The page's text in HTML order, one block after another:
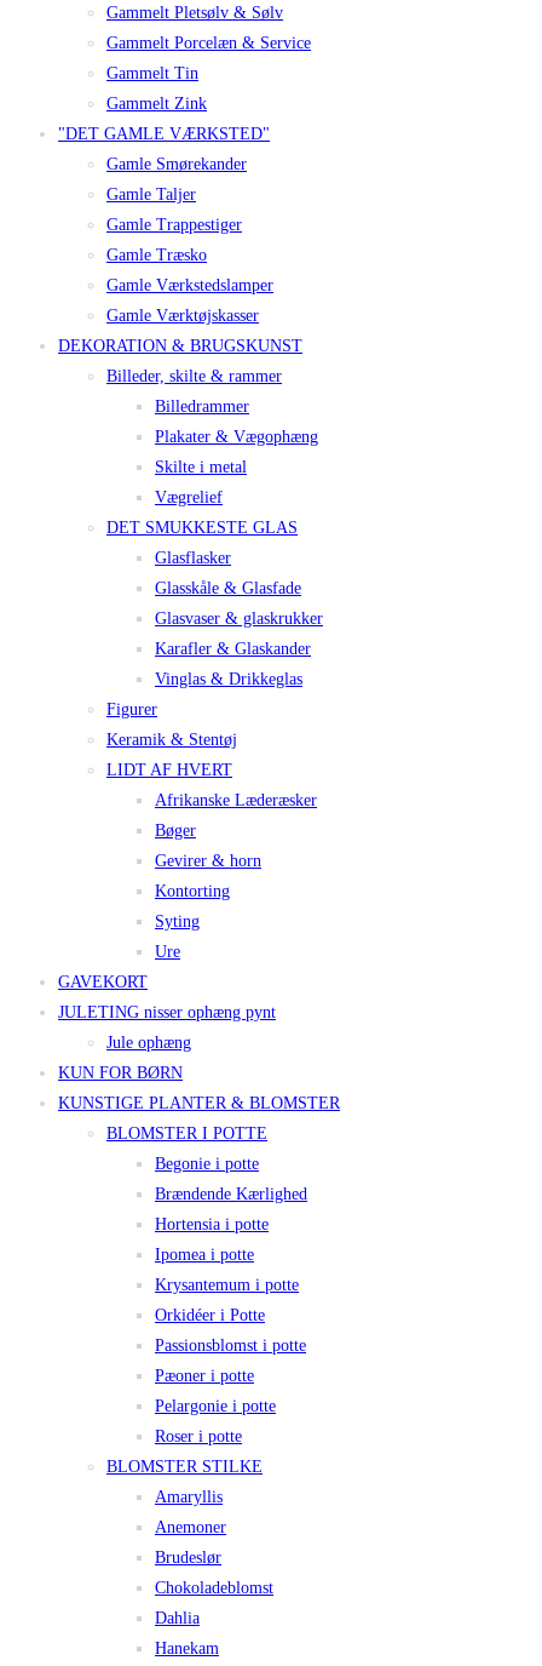
Gammelt Pletsølv & Sølv
Gammelt Porcelæn & Service
Gammelt Tin
Gammelt Zink
"DET GAMLE VÆRKSTED"
Gamle Smørekander
Gamle Taljer
Gamle Trappestiger
Gamle Træsko
Gamle Værkstedslamper
Gamle Værktøjskasser
DEKORATION & BRUGSKUNST
Billeder, skilte & rammer
Billedrammer
Plakater & Vægophæng
Skilte i metal
Vægrelief
DET SMUKKESTE GLAS
Glasflasker
Glasskåle & Glasfade
Glasvaser & glaskrukker
Karafler & Glaskander
Vinglas & Drikkeglas
Figurer
Keramik & Stentøj
LIDT AF HVERT
Afrikanske Læderæsker
Bøger
Gevirer & horn
Kontorting
Syting
Ure
GAVEKORT
JULETING nisser ophæng pynt
Jule ophæng
KUN FOR BØRN
KUNSTIGE PLANTER & BLOMSTER
BLOMSTER I POTTE
Begonie i potte
Brændende Kærlighed
Hortensia i potte
Ipomea i potte
Krysantemum i potte
Orkidéer i Potte
Passionsblomst i potte
Pæoner i potte
Pelargonie i potte
Roser i potte
BLOMSTER STILKE
Amaryllis
Anemoner
Brudeslør
Chokoladeblomst
Dahlia
Hanekam